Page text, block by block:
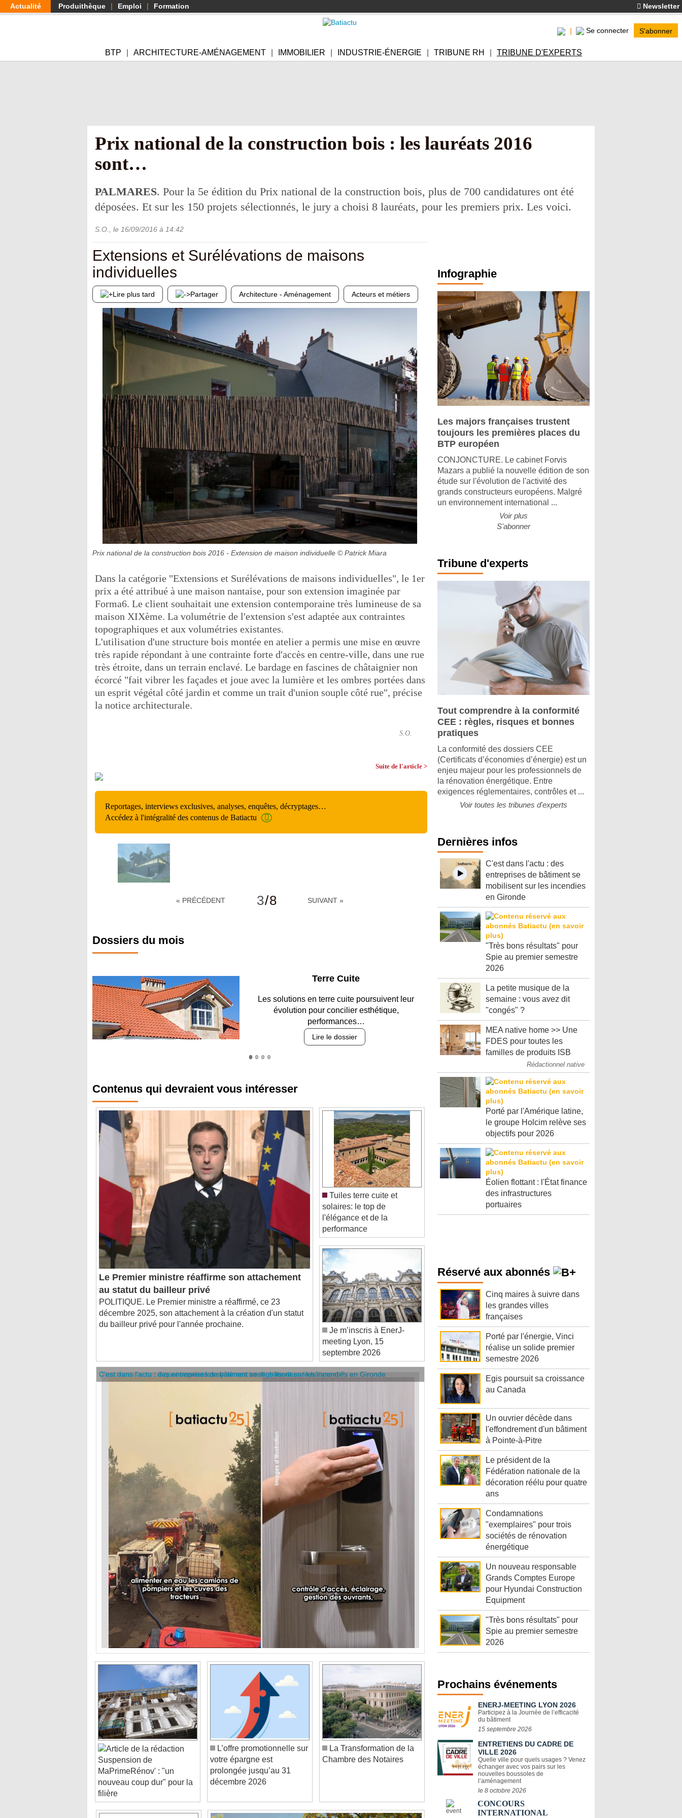
Aller
au
Actualité Produithèque Emploi Formation Newsletter
Se connecter S'abonner
BTP ARCHITECTURE-AMÉNAGEMENT IMMOBILIER INDUSTRIE-ÉNERGIE TRIBUNE RH TRIBUNE D'EXPERTS
Prix national de la construction bois : les lauréats 2016
sont…
PALMARES. Pour la 5e édition du Prix national de la construction bois, plus de 700 candidatures ont été
déposées. Et sur les 150 projets sélectionnés, le jury a choisi 8 lauréats, pour les premiers prix. Les voici.
S.O. , le 16/09/2016 à 14:42
Extensions et Surélévations de maisons
individuelles
Lire plus tard Partager Architecture - Aménagement Acteurs et métiers
Prix national de la construction bois 2016 - Extension de maison individuelle © Patrick Miara
Dans la catégorie "Extensions et Surélévations de maisons individuelles", le 1er
prix a été attribué à une maison nantaise, pour son extension imaginée par
Forma6. Le client souhaitait une extension contemporaine très lumineuse de sa
maison XIXème. La volumétrie de l'extension s'est adaptée aux contraintes
topographiques et aux volumétries existantes.
L'utilisation d'une structure bois montée en atelier a permis une mise en œuvre
très rapide répondant à une contrainte forte d'accès en centre-ville, dans une rue
très étroite, dans un terrain enclavé. Le bardage en fascines de châtaignier non
écorcé "fait vibrer les façades et joue avec la lumière et les ombres portées dans
un esprit végétal côté jardin et comme un trait d'union souple côté rue", précise
la notice architecturale.
S.O.
Suite de l'article >
Reportages, interviews exclusives, analyses, enquêtes, décryptages…
Accédez à l'intégralité des contenus de Batiactu
« PRÉCÉDENT 3/8 SUIVANT »
Dossiers du mois
Parking et garages
Entre circulation, sécurisation des accès, durabilité
des revêtements et intégration…
Lire le dossier
Le Premier ministre réaffirme son attachement
au statut du bailleur privé
POLITIQUE. Le Premier ministre a réaffirmé, ce 23
décembre 2025, son attachement à la création d'un statut
du bailleur privé pour l'année prochaine.
Tuiles terre cuite et
solaires: le top de
l'élégance et de la
performance
Je m’inscris à EnerJ-
meeting Lyon, 15
septembre 2026
C'est dans l'actu : des entreprises de bâtiment se mobilisent sur les incendies en Gironde
C'est dans l'actu : à quoi servent les systèmes intelligents dans le bâtiment ?
Suspension de
MaPrimeRénov' : "un
nouveau coup dur" pour la
filière
L’offre promotionnelle sur
votre épargne est
prolongée jusqu’au 31
décembre 2026
La Transformation de la
Chambre des Notaires
Infographie
Les majors françaises trustent
toujours les premières places du
BTP européen
CONJONCTURE. Le cabinet Forvis
Mazars a publié la nouvelle édition de son
étude sur l'évolution de l'activité des
grands constructeurs européens. Malgré
un environnement international ...
Voir plus
S'abonner
Tribune d'experts
Tout comprendre à la conformité
CEE : règles, risques et bonnes
pratiques
La conformité des dossiers CEE
(Certificats d’économies d’énergie) est un
enjeu majeur pour les professionnels de
la rénovation énergétique. Entre
exigences réglementaires, contrôles et ...
Voir toutes les tribunes d'experts
Dernières infos
C'est dans l'actu : des
entreprises de bâtiment se
mobilisent sur les incendies
en Gironde
"Très bons résultats" pour
Spie au premier semestre
2026
La petite musique de la
semaine : vous avez dit
"congés" ?
MEA native home >> Une
FDES pour toutes les
familles de produits ISB
Rédactionnel native
Porté par l'Amérique latine,
le groupe Holcim relève ses
objectifs pour 2026
Éolien flottant : l'État finance
des infrastructures
portuaires
Réservé aux abonnés
Cinq maires à suivre dans
les grandes villes
françaises
Porté par l'énergie, Vinci
réalise un solide premier
semestre 2026
Egis poursuit sa croissance
au Canada
Un ouvrier décède dans
l'effondrement d'un bâtiment
à Pointe-à-Pitre
Le président de la
Fédération nationale de la
décoration réélu pour quatre
ans
Condamnations
"exemplaires" pour trois
sociétés de rénovation
énergétique
Un nouveau responsable
Grands Comptes Europe
pour Hyundai Construction
Equipment
"Très bons résultats" pour
Spie au premier semestre
2026
Prochains événements
ENERJ-MEETING LYON 2026
Participez à la Journée de l’efficacité
du bâtiment
15 septembre 2026
ENTRETIENS DU CADRE DE
VILLE 2026
Quelle ville pour quels usages ? Venez
échanger avec vos pairs sur les
nouvelles boussoles de
l’aménagement
le 8 octobre 2026
CONCOURS
INTERNATIONAL